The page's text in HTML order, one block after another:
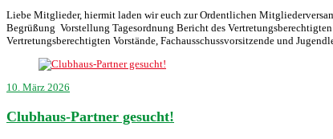
Liebe Mitglieder, hiermit laden wir euch zur Ordentlichen
Begrüßung Vorstellung Tagesordnung Bericht des
Vertretungsberechtigten Vorstände, Fachausschussvorsitzende und
10. März 2026
Clubhaus-Partner gesucht!